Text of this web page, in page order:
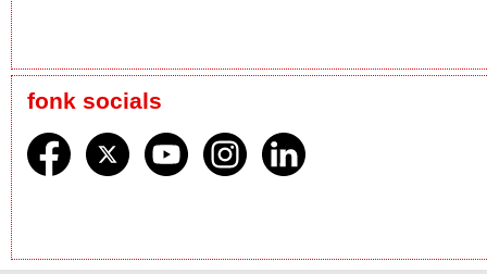
fonk socials